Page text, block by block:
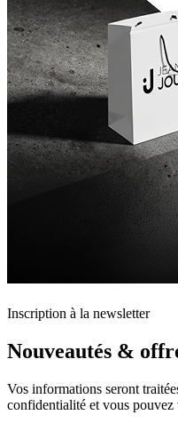
Inscription à la newsletter
Nouveautés &
Vos informations seront
confidentialité et vous pouvez